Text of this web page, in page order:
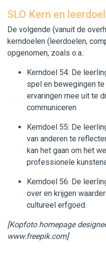
SLO Kern en
De volgende (vanuit de
kerndoelen (leerdoelen,
opgenomen, zoals o.a.:
Kerndoel 54: De
spel en bewegingen
ervaringen mee uit te
communiceren
Kerndoel 55: De
van anderen te
kan het gaan om het
professionele
Kerndoel 56: De
over en krijgen
cultureel erfgoed.
[Kopfoto homepage
www.freepik.com]